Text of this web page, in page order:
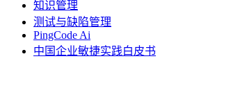
知识管理
测试与缺陷管理
PingCode Ai
中国企业敏捷实践白皮书